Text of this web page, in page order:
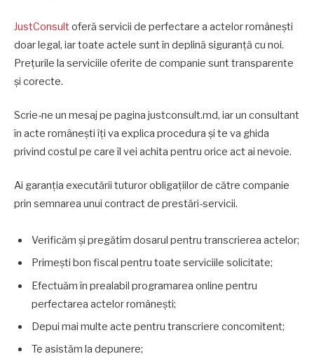
JustConsult oferă servicii de perfectare a actelor românești
doar legal, iar toate actele sunt în deplină siguranță cu noi.
Prețurile la serviciile oferite de companie sunt transparente
și corecte.
Scrie-ne un mesaj pe pagina justconsult.md, iar un consultant
în acte românești îți va explica procedura și te va ghida
privind costul pe care îl vei achita pentru orice act ai nevoie.
Ai garanția executării tuturor obligațiilor de către companie
prin semnarea unui contract de prestări-servicii.
Verificăm și pregătim dosarul pentru transcrierea actelor;
Primești bon fiscal pentru toate serviciile solicitate;
Efectuăm în prealabil programarea online pentru
perfectarea actelor românești;
Depui mai multe acte pentru transcriere concomitent;
Te asistăm la depunere;